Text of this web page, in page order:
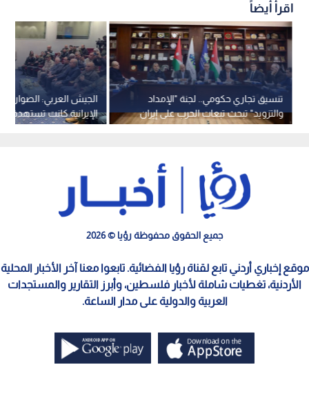
اقرأ أيضاً
الجيش العربي: الصواريخ
الإيرانية كانت تستهدف
بحتة - فيديو
تنسيق تجاري حكومي.. لجنة "الإمداد
والتزويد" تبحث تبعات الحرب على إيران
وتقر إجراءات لضمان تدفق السلع
جميع الحقوق محفوظة رؤيا © 2026
موقع إخباري أردني تابع لقناة رؤيا الفضائية. تابعوا معنا آخر الأخبار المحلية
الأردنية، تغطيات شاملة لأخبار فلسطين، وأبرز التقارير والمستجدات
العربية والدولية على مدار الساعة.